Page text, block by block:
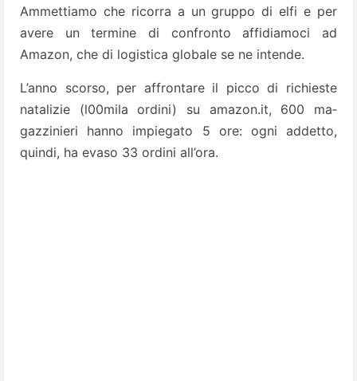
Ammettia­mo che ricorra a un gruppo di elfi e per
avere un termine di confronto affidia­moci ad
Amazon, che di logistica glo­bale se ne intende.
L’anno scorso, per affrontare il picco di richieste
natalizie (l00mila ordini) su amazon.it, 600 ma­
gazzinieri hanno impiegato 5 ore: ogni addetto,
quindi, ha evaso 33 ordini all’o­ra.